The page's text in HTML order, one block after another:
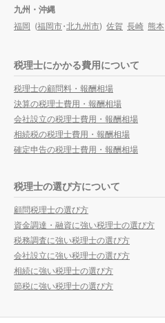
九州・沖縄
福岡 (福岡市・北九州市) 佐賀 長崎 熊本
税理士にかかる費用について
税理士の顧問料・報酬相場
決算の税理士費用・報酬相場
会社設立の税理士費用・報酬相場
相続税の税理士費用・報酬相場
確定申告の税理士費用・報酬相場
税理士の選び方について
顧問税理士の選び方
資金調達・融資に強い税理士の選び方
税務調査に強い税理士の選び方
会社設立に強い税理士の選び方
相続に強い税理士の選び方
節税に強い税理士の選び方